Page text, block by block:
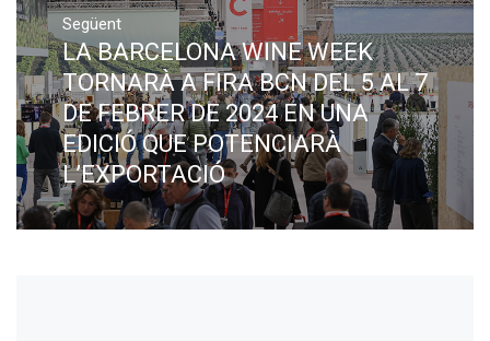
Següent
Next
post:
LA BARCELONA WINE WEEK
TORNARÀ A FIRA BCN DEL 5 AL 7
DE FEBRER DE 2024 EN UNA
EDICIÓ QUE POTENCIARÀ
L’EXPORTACIÓ